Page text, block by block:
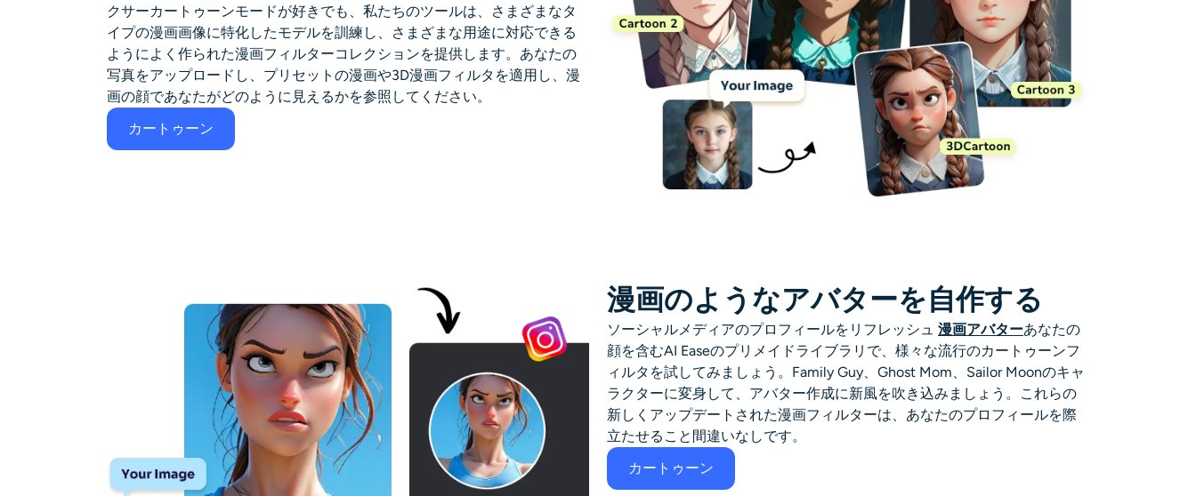
クサーカートゥーンモードが好きでも、私たちのツールは、さまざまなタ
イプの漫画画像に特化したモデルを訓練し、さまざまな用途に対応できる
ようによく作られた漫画フィルターコレクションを提供します。あなたの
写真をアップロードし、プリセットの漫画や3D漫画フィルタを適用し、漫
画の顔であなたがどのように見えるかを参照してください。
カートゥーン
漫画のようなアバターを自作する
ソーシャルメディアのプロフィールをリフレッシュ 漫画アバターあなたの
顔を含むAI Easeのプリメイドライブラリで、様々な流行のカートゥーンフ
ィルタを試してみましょう。Family Guy、Ghost Mom、Sailor Moonのキャ
ラクターに変身して、アバター作成に新風を吹き込みましょう。これらの
新しくアップデートされた漫画フィルターは、あなたのプロフィールを際
立たせること間違いなしです。
カートゥーン